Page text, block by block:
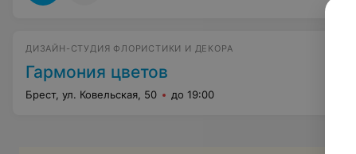
ДИЗАЙН-СТУДИЯ ФЛОРИСТИКИ И ДЕКОРА
Гармония цветов
Брест, ул. Ковельская, 50 до 19:00